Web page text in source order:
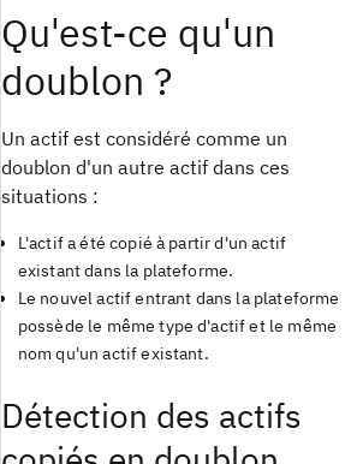
Qu'est-ce qu'un
doublon ?
Un actif est considéré comme un
doublon d'un autre actif dans ces
situations :
L'actif a été copié à partir d'un actif
existant dans la plateforme.
Le nouvel actif entrant dans la plateforme
possède le même type d'actif et le même
nom qu'un actif existant.
Détection des actifs